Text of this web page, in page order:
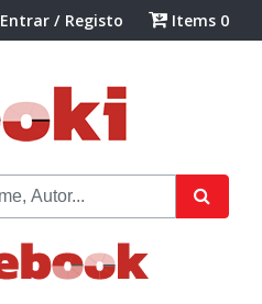
Entrar / Registo Items 0